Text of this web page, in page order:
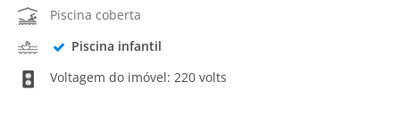
Piscina coberta
Piscina infantil
Voltagem do imóvel: 220 volts